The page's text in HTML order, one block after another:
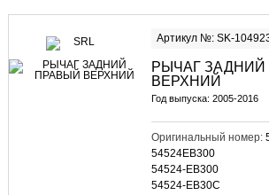
Артикул №: SK-
РЫЧАГ ЗАДНИЙ
ВЕРХНИЙ
Год выпуска: 2005-2016
Оригинальный номер:
54524EB300
54524-EB300
54524-EB30C